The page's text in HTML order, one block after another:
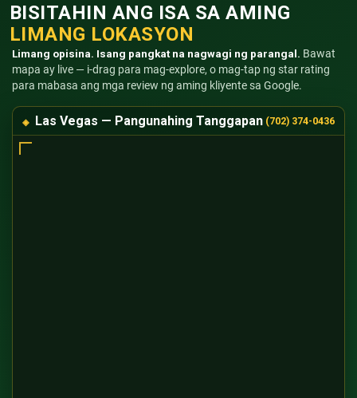
BISITAHIN ANG ISA SA AMING
LIMANG LOKASYON
Limang opisina. Isang pangkat na nagwagi ng parangal. Bawat
mapa ay live — i-drag para mag-explore, o mag-tap ng star rating
para mabasa ang mga review ng aming kliyente sa Google.
Las Vegas — Pangunahing Tanggapan (702) 374-0436